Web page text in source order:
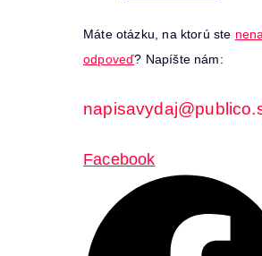
Máte otázku, na ktorú ste
odpoveď? Napíšte nám:
Facebook